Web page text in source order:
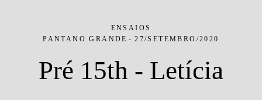
ENSAIOS
PANTANO GRANDE
27/SETEMBRO/2020
Pré 15th - Letícia